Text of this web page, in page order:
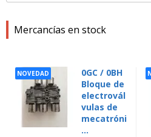
Mercancías en stock
NOVEDAD
0GC / 0BH
Bloque de
electrovál
vulas de
mecatróni
...